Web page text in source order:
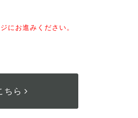
にお進みください。
ちら